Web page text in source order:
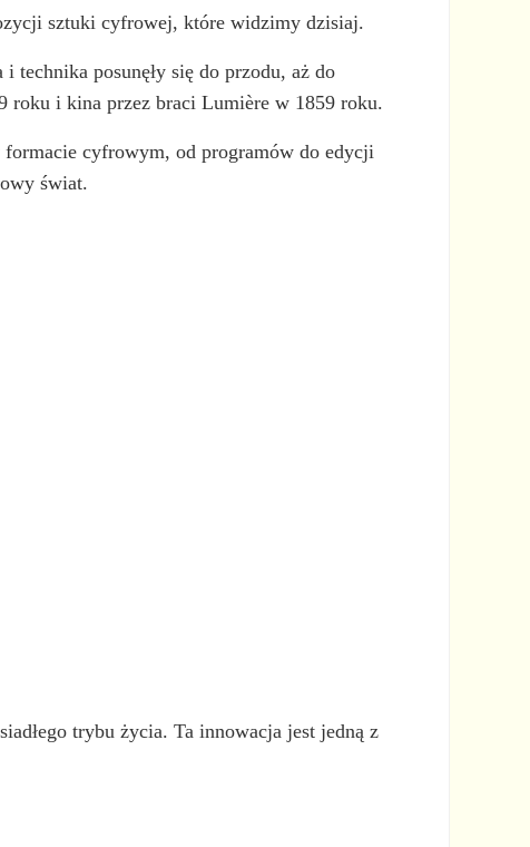
sztuki cyfrowej, które widzimy dzisiaj.
technika posunęły się do przodu, aż do
roku i kina przez braci Lumière w 1859 roku.
cyfrowym, od programów do edycji
świat.
trybu życia. Ta innowacja jest jedną z